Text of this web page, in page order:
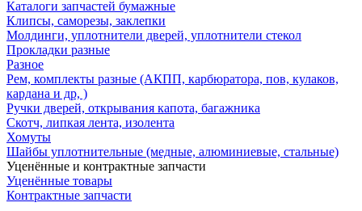
Каталоги запчастей бумажные
Клипсы, саморезы, заклепки
Молдинги, уплотнители дверей, уплотнители стекол
Прокладки разные
Разное
Рем, комплекты разные (АКПП, карбюратора, пов, кулаков,
кардана и др, )
Ручки дверей, открывания капота, багажника
Скотч, липкая лента, изолента
Хомуты
Шайбы уплотнительные (медные, алюминиевые, стальные)
Уценённые и контрактные запчасти
Уценённые товары
Контрактные запчасти